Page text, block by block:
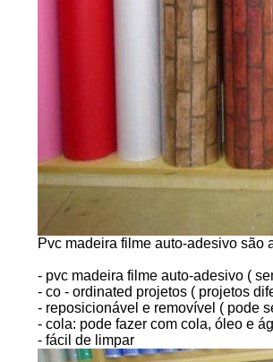
Pvc madeira filme auto-adesivo
- pvc madeira filme auto-adesivo (
- co - ordinated projetos ( projetos
- reposicionável e removível ( pode
- cola: pode fazer com cola, óleo e
- fácil de limpar